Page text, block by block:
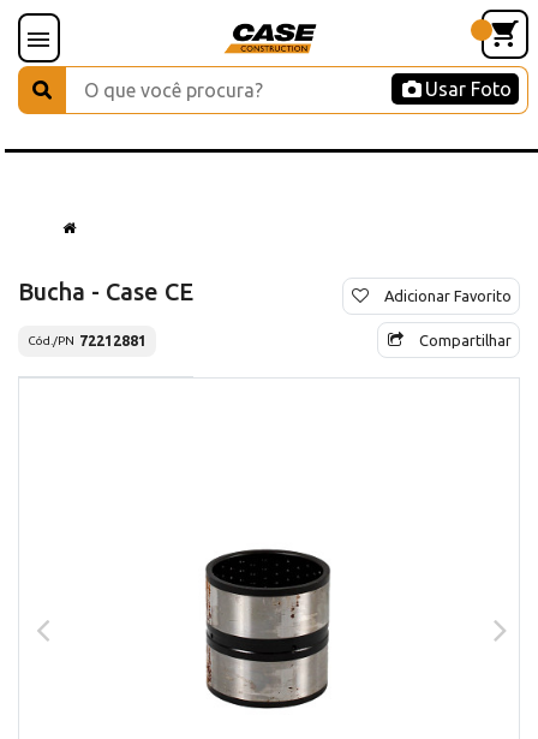
Usar Foto
Bucha - Case CE
Cód./PN 72212881
Adicionar Favorito
Compartilhar